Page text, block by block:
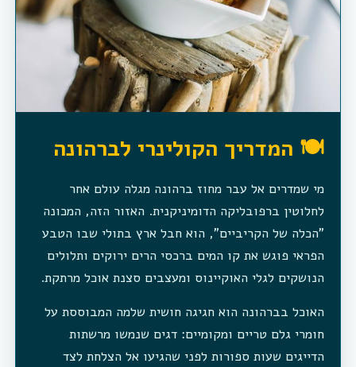
🍽️ המדריך הקולינרי לברהונה
מי שמדרים אל עבר מחוז ברהונה מגלה עולם אחר
לחלוטין ברפובליקה הדומיניקנית. האזור הזה, המכונה
"הכלה של הקריביים", הוא חבל ארץ בתולי שבו הטבע
הפראי פוגש את קו המים ברכסי הרים ירוקים ותלולים
הנושקים לגלי האוקיינוס ומעצבים סצנת אוכל מרתקת.
האוכל בברהונה הוא חגיגה חושית שלמה המבוססת על
חומרי גלם טריים ומקומיים: דגים שנמשו מרשתות
הדייגים שעות ספורות לפני שהגיעו אל הצלחת לצד